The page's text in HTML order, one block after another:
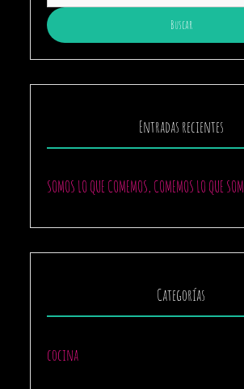
Entradas recientes
SOMOS LO QUE COMEMOS, COMEMOS LO QUE
Categorías
cocina